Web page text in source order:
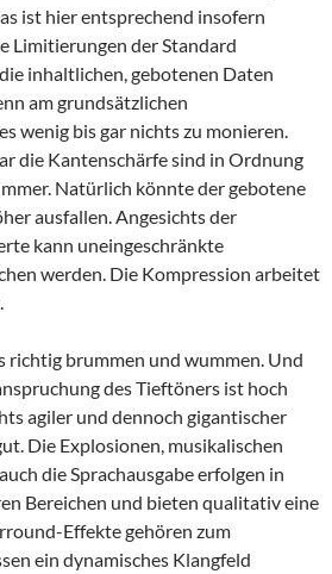
ist hier entsprechend insofern
Limitierungen der Standard
inhaltlichen, gebotenen Daten
am grundsätzlichen
wenig bis gar nichts zu monieren.
die Kantenschärfe sind in Ordnung
Natürlich könnte der gebotene
ausfallen. Angesichts der
kann uneingeschränkte
werden. Die Kompression arbeitet
richtig brummen und wummen. Und
des Tieftöners ist hoch
agiler und dennoch gigantischer
Die Explosionen, musikalischen
die Sprachausgabe erfolgen in
Bereichen und bieten qualitativ eine
Effekte gehören zum
ein dynamisches Klangfeld